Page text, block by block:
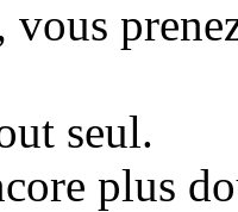
seul.
plus